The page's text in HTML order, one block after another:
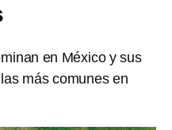
en México y sus
más comunes en